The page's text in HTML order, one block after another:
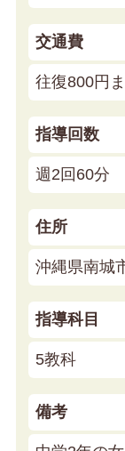
交通費
往復800円
指導回数
週2回60分
住所
沖縄県南城
指導科目
5教科
備考